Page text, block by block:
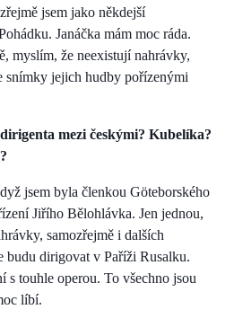
jsem jako někdejší
Janáčka mám moc ráda.
myslím, že neexistují nahrávky,
snímky jejich hudby pořízenými
mezi českými? Kubelíka?
jsem byla členkou Göteborského
Jiřího Bělohlávka. Jen jednou,
samozřejmě i dalších
budu dirigovat v Paříži Rusalku.
s touhle operou. To všechno jsou
líbí.